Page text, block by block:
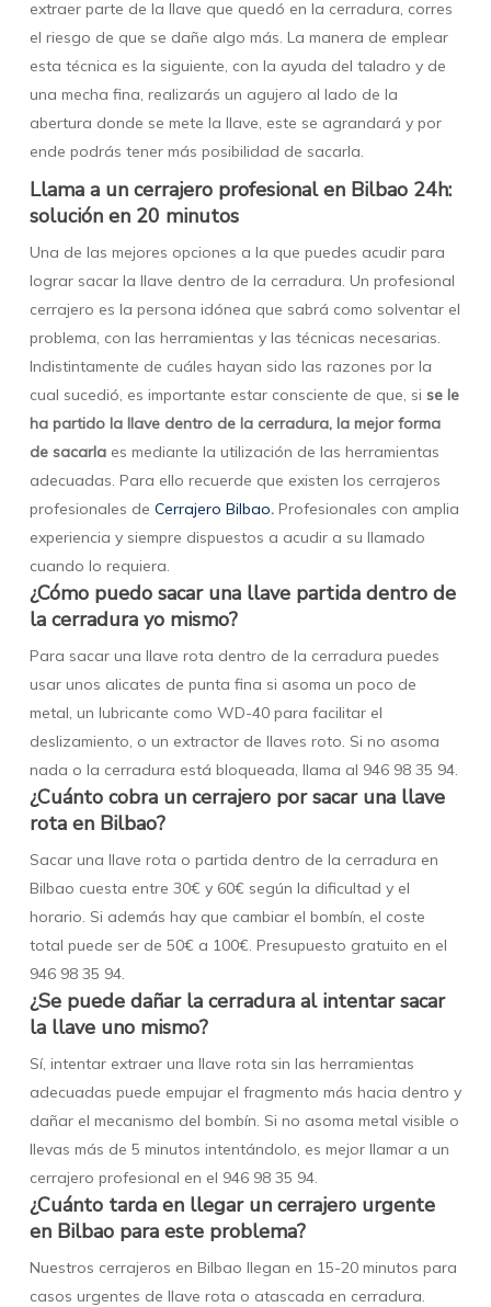
extraer parte de la llave que quedó en la cerradura, corres
el riesgo de que se dañe algo más. La manera de emplear
esta técnica es la siguiente, con la ayuda del taladro y de
una mecha fina, realizarás un agujero al lado de la
abertura donde se mete la llave, este se agrandará y por
ende podrás tener más posibilidad de sacarla.
Llama a un cerrajero profesional en Bilbao 24h:
solución en 20 minutos
Una de las mejores opciones a la que puedes acudir para
lograr sacar la llave dentro de la cerradura. Un profesional
cerrajero es la persona idónea que sabrá como solventar el
problema, con las herramientas y las técnicas necesarias.
Indistintamente de cuáles hayan sido las razones por la
cual sucedió, es importante estar consciente de que, si se le
ha partido la llave dentro de la cerradura, la mejor forma
de sacarlaes mediante la utilización de las herramientas
adecuadas. Para ello recuerde que existen los cerrajeros
profesionales de Cerrajero Bilbao. Profesionales con amplia
experiencia y siempre dispuestos a acudir a su llamado
cuando lo requiera.
¿Cómo puedo sacar una llave partida dentro de
la cerradura yo mismo?
Para sacar una llave rota dentro de la cerradura puedes
usar unos alicates de punta fina si asoma un poco de
metal, un lubricante como WD-40 para facilitar el
deslizamiento, o un extractor de llaves roto. Si no asoma
nada o la cerradura está bloqueada, llama al 946 98 35 94.
¿Cuánto cobra un cerrajero por sacar una llave
rota en Bilbao?
Sacar una llave rota o partida dentro de la cerradura en
Bilbao cuesta entre 30€ y 60€ según la dificultad y el
horario. Si además hay que cambiar el bombín, el coste
total puede ser de 50€ a 100€. Presupuesto gratuito en el
946 98 35 94.
¿Se puede dañar la cerradura al intentar sacar
la llave uno mismo?
Sí, intentar extraer una llave rota sin las herramientas
adecuadas puede empujar el fragmento más hacia dentro y
dañar el mecanismo del bombín. Si no asoma metal visible o
llevas más de 5 minutos intentándolo, es mejor llamar a un
cerrajero profesional en el 946 98 35 94.
¿Cuánto tarda en llegar un cerrajero urgente
en Bilbao para este problema?
Nuestros cerrajeros en Bilbao llegan en 15-20 minutos para
casos urgentes de llave rota o atascada en cerradura.